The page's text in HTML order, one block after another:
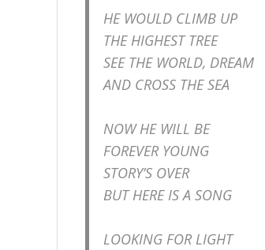
HE WOULD CLIMB UP
THE HIGHEST TREE
SEE THE WORLD, DREAM
AND CROSS THE SEA
NOW HE WILL BE
FOREVER YOUNG
STORY’S OVER
BUT HERE IS A SONG
LOOKING FOR LIGHT